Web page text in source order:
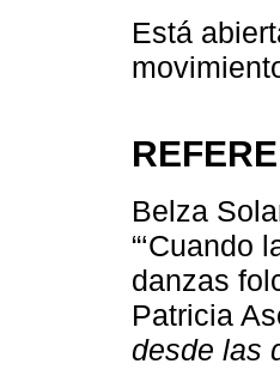
Está
Belza
“‘Cuando
danzas
Patricia
desde las